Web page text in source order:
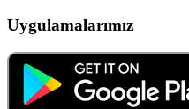
Uygulamalarımız